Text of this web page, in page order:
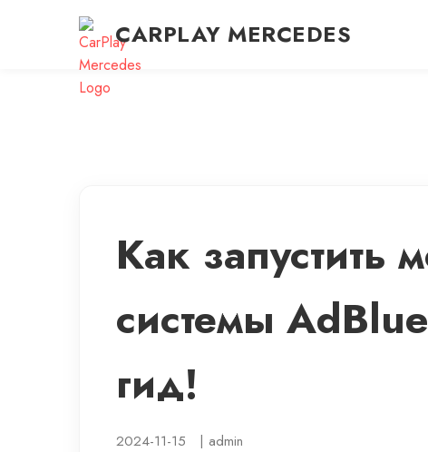
CARPLAY MERCEDES
Как запустить
системы
гид!
2024-11-15 | admin